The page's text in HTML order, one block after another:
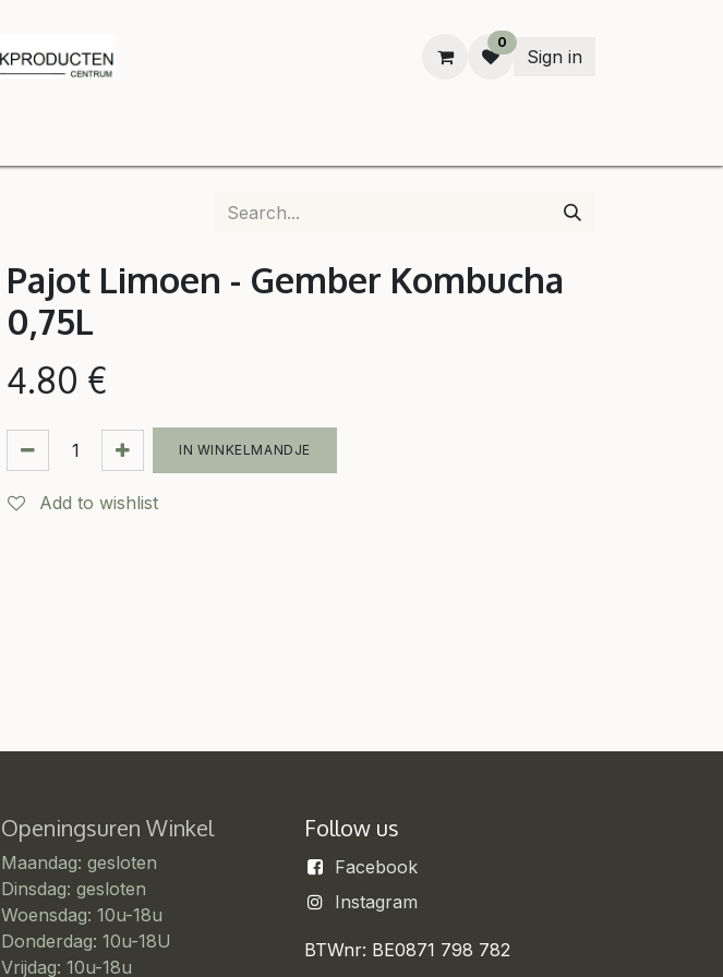
0
Sign in
Pajot Limoen - Gember Kombucha
0,75L
4.80 €
IN WINKELMANDJE
Add to wishlist
Follow us
Facebook
Instagram
BTWnr: BE0871 798 782
Openingsuren Winkel
Maandag: gesloten
Dinsdag: gesloten
Woensdag: 10u-18u
Donderdag: 10u-18U
Vrijdag: 10u-18u